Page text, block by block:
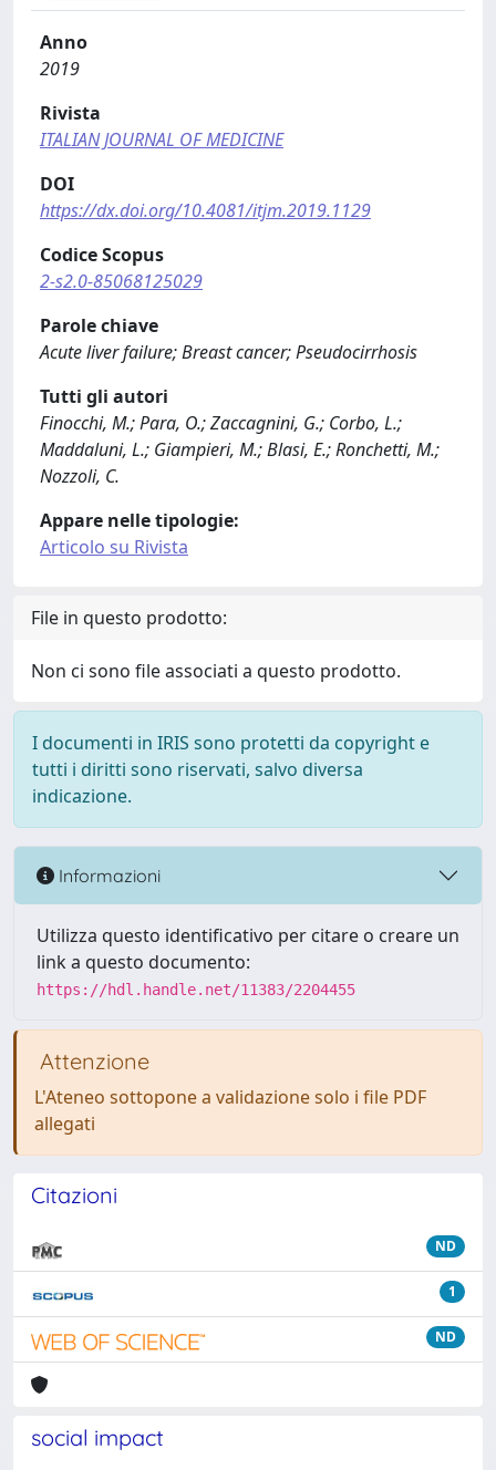
Anno
2019
Rivista
ITALIAN JOURNAL OF MEDICINE
DOI
https://dx.doi.org/10.4081/itjm.2019.1129
Codice Scopus
2-s2.0-85068125029
Parole chiave
Acute liver failure; Breast cancer; Pseudocirrhosis
Tutti gli autori
Finocchi, M.; Para, O.; Zaccagnini, G.; Corbo, L.;
Maddaluni, L.; Giampieri, M.; Blasi, E.; Ronchetti, M.;
Nozzoli, C.
Appare nelle tipologie:
Articolo su Rivista
File in questo prodotto:
Non ci sono file associati a questo prodotto.
I documenti in IRIS sono protetti da copyright e
tutti i diritti sono riservati, salvo diversa
indicazione.
Informazioni
Utilizza questo identificativo per citare o creare un
link a questo documento:
https://hdl.handle.net/11383/2204455
Attenzione
L'Ateneo sottopone a validazione solo i file PDF
allegati
Citazioni
ND
1
ND
social impact